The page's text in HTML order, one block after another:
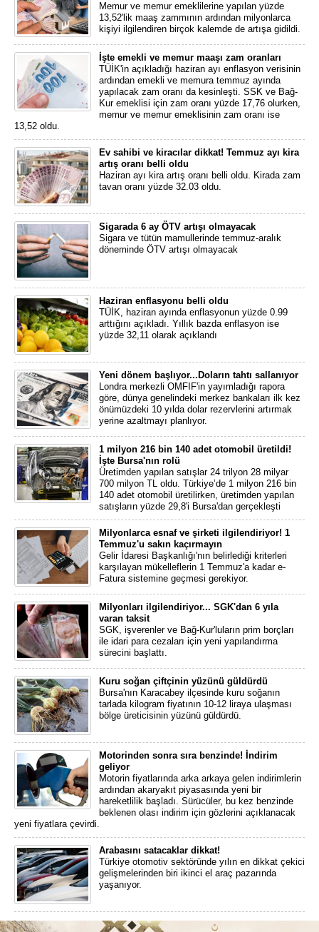
Memur ve memur emeklilerine yapılan yüzde
13,52'lik maaş zammının ardından milyonlarca
kişiyi ilgilendiren birçok kalemde de artışa gidildi.
İşte emekli ve memur maaşı zam oranları
TÜİK'in açıkladığı haziran ayı enflasyon verisinin
ardından emekli ve memura temmuz ayında
yapılacak zam oranı da kesinleşti. SSK ve Bağ-
Kur emeklisi için zam oranı yüzde 17,76 olurken,
memur ve memur emeklisinin zam oranı ise
13,52 oldu.
Ev sahibi ve kiracılar dikkat! Temmuz ayı kira
artış oranı belli oldu
Haziran ayı kira artış oranı belli oldu. Kirada zam
tavan oranı yüzde 32.03 oldu.
Sigarada 6 ay ÖTV artışı olmayacak
Sigara ve tütün mamullerinde temmuz-aralık
döneminde ÖTV artışı olmayacak
Haziran enflasyonu belli oldu
TÜİK, haziran ayında enflasyonun yüzde 0.99
arttığını açıkladı. Yıllık bazda enflasyon ise
yüzde 32,11 olarak açıklandı
Yeni dönem başlıyor...Doların tahtı sallanıyor
Londra merkezli OMFIF'in yayımladığı rapora
göre, dünya genelindeki merkez bankaları ilk kez
önümüzdeki 10 yılda dolar rezervlerini artırmak
yerine azaltmayı planlıyor.
1 milyon 216 bin 140 adet otomobil üretildi!
İşte Bursa'nın rolü
Üretimden yapılan satışlar 24 trilyon 28 milyar
700 milyon TL oldu. Türkiye’de 1 milyon 216 bin
140 adet otomobil üretilirken, üretimden yapılan
satışların yüzde 29,8'i Bursa'dan gerçekleşti
Milyonlarca esnaf ve şirketi ilgilendiriyor! 1
Temmuz'u sakın kaçırmayın
Gelir İdaresi Başkanlığı'nın belirlediği kriterleri
karşılayan mükelleflerin 1 Temmuz'a kadar e-
Fatura sistemine geçmesi gerekiyor.
Milyonları ilgilendiriyor... SGK'dan 6 yıla
varan taksit
SGK, işverenler ve Bağ-Kur'luların prim borçları
ile idari para cezaları için yeni yapılandırma
sürecini başlattı.
Kuru soğan çiftçinin yüzünü güldürdü
Bursa'nın Karacabey ilçesinde kuru soğanın
tarlada kilogram fiyatının 10-12 liraya ulaşması
bölge üreticisinin yüzünü güldürdü.
Motorinden sonra sıra benzinde! İndirim
geliyor
Motorin fiyatlarında arka arkaya gelen indirimlerin
ardından akaryakıt piyasasında yeni bir
hareketlilik başladı. Sürücüler, bu kez benzinde
beklenen olası indirim için gözlerini açıklanacak
yeni fiyatlara çevirdi.
Arabasını satacaklar dikkat!
Türkiye otomotiv sektöründe yılın en dikkat çekici
gelişmelerinden biri ikinci el araç pazarında
yaşanıyor.